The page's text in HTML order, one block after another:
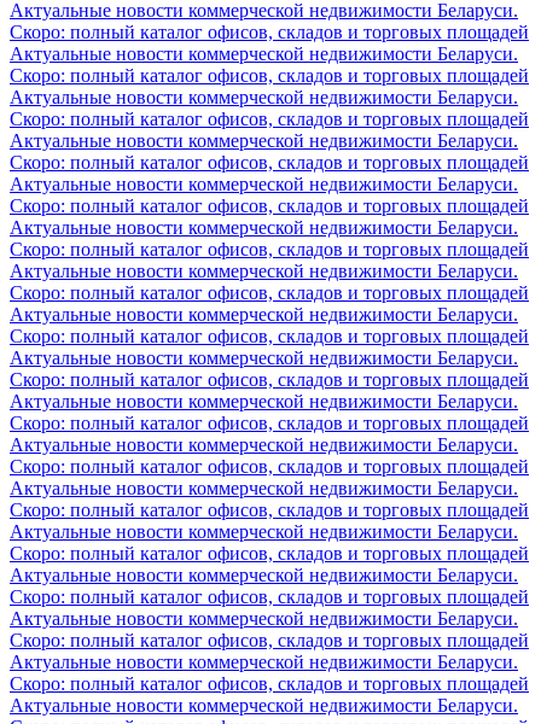
Актуальные новости коммерческой недвижимости Беларуси.
Скоро: полный каталог офисов, складов и торговых площадей
Актуальные новости коммерческой недвижимости Беларуси.
Скоро: полный каталог офисов, складов и торговых площадей
Актуальные новости коммерческой недвижимости Беларуси.
Скоро: полный каталог офисов, складов и торговых площадей
Актуальные новости коммерческой недвижимости Беларуси.
Скоро: полный каталог офисов, складов и торговых площадей
Актуальные новости коммерческой недвижимости Беларуси.
Скоро: полный каталог офисов, складов и торговых площадей
Актуальные новости коммерческой недвижимости Беларуси.
Скоро: полный каталог офисов, складов и торговых площадей
Актуальные новости коммерческой недвижимости Беларуси.
Скоро: полный каталог офисов, складов и торговых площадей
Актуальные новости коммерческой недвижимости Беларуси.
Скоро: полный каталог офисов, складов и торговых площадей
Актуальные новости коммерческой недвижимости Беларуси.
Скоро: полный каталог офисов, складов и торговых площадей
Актуальные новости коммерческой недвижимости Беларуси.
Скоро: полный каталог офисов, складов и торговых площадей
Актуальные новости коммерческой недвижимости Беларуси.
Скоро: полный каталог офисов, складов и торговых площадей
Актуальные новости коммерческой недвижимости Беларуси.
Скоро: полный каталог офисов, складов и торговых площадей
Актуальные новости коммерческой недвижимости Беларуси.
Скоро: полный каталог офисов, складов и торговых площадей
Актуальные новости коммерческой недвижимости Беларуси.
Скоро: полный каталог офисов, складов и торговых площадей
Актуальные новости коммерческой недвижимости Беларуси.
Скоро: полный каталог офисов, складов и торговых площадей
Актуальные новости коммерческой недвижимости Беларуси.
Скоро: полный каталог офисов, складов и торговых площадей
Актуальные новости коммерческой недвижимости Беларуси.